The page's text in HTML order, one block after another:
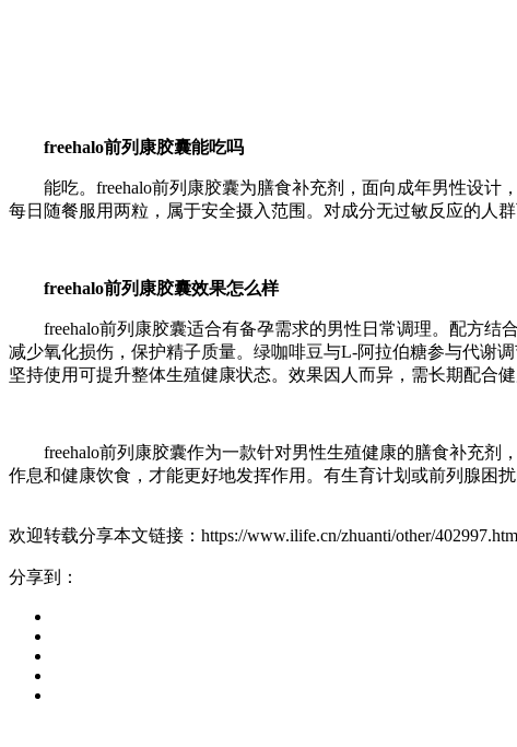
freehalo前列康胶囊能吃吗
能吃。freehalo前列康胶囊为膳食补充剂，面向成年男性设
每日随餐服用两粒，属于安全摄入范围。对成分无过敏反应的人
freehalo前列康胶囊效果怎么样
freehalo前列康胶囊适合有备孕需求的男性日常调理。配方
减少氧化损伤，保护精子质量。绿咖啡豆与L-阿拉伯糖参与代谢
坚持使用可提升整体生殖健康状态。效果因人而异，需长期配合
freehalo前列康胶囊作为一款针对男性生殖健康的膳食补充
作息和健康饮食，才能更好地发挥作用。有生育计划或前列腺困
欢迎转载分享本文链接：https://www.ilife.cn/zhuanti/other/
分享到：